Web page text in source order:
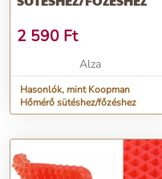
2 590 Ft
Alza
Hasonlók, mint Koopman
Hőmérő sütéshez/főzéshez